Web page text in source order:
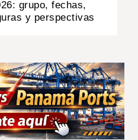
grupo, fechas,
y perspectivas